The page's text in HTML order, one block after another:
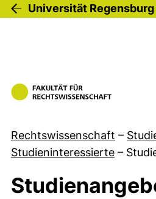
Universität Regensburg
Rechtswissenschaft –
Studieninteressierte –